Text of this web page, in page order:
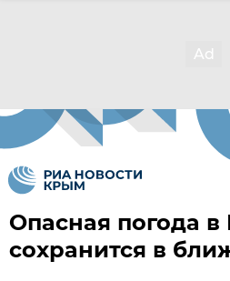
Опасная погода
сохранится в